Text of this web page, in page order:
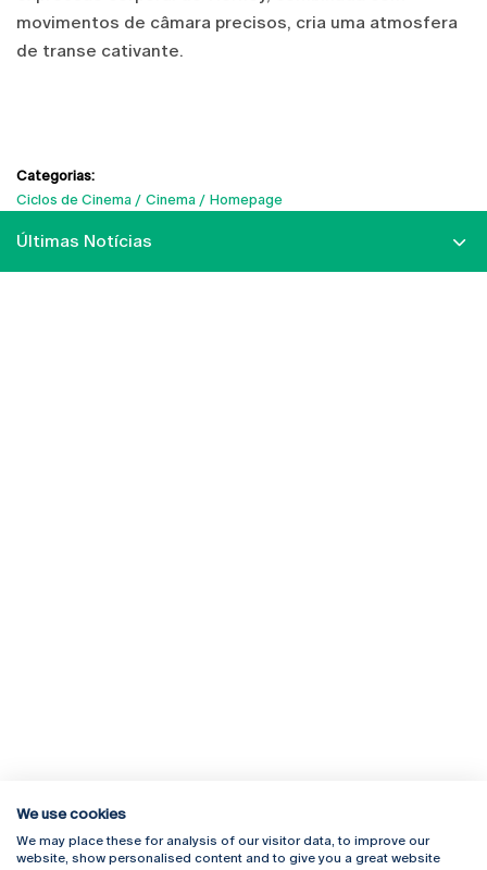
movimentos de câmara precisos, cria uma atmosfera
de transe cativante.
Categorias:
Ciclos de Cinema
Cinema Homepage
Últimas Notícias
Rua Diogo Botelho 1327
Campus Online
We use cookies
We may place these for analysis of our visitor data, to improve our
website, show personalised content and to give you a great website